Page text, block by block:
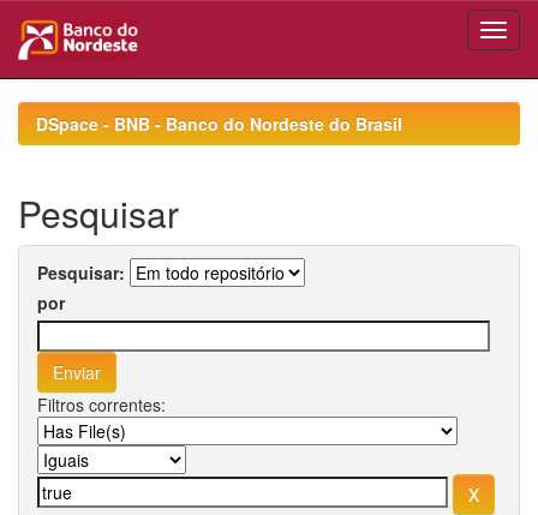
navigationDSpace - BNB - Banco do Nordeste do Brasil
Pesquisar
Pesquisar:
por
Filtros correntes: